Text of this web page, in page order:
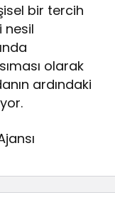
bir tercih
nesil
olarak
ardındaki